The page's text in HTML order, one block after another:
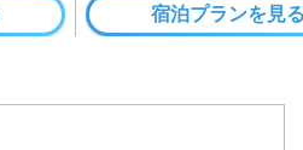
宿泊プランを見